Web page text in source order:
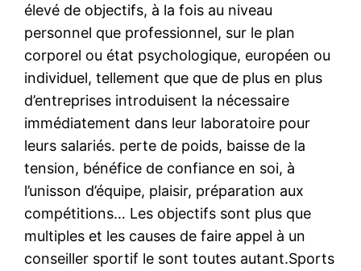
élevé de objectifs, à la fois au niveau
personnel que professionnel, sur le plan
corporel ou état psychologique, européen ou
individuel, tellement que que de plus en plus
d’entreprises introduisent la nécessaire
immédiatement dans leur laboratoire pour
leurs salariés. perte de poids, baisse de la
tension, bénéfice de confiance en soi, à
l’unisson d’équipe, plaisir, préparation aux
compétitions… Les objectifs sont plus que
multiples et les causes de faire appel à un
conseiller sportif le sont toutes autant.Sports